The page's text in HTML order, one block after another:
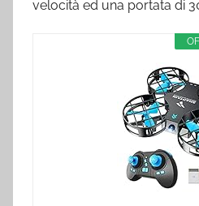
velocità ed una portata di